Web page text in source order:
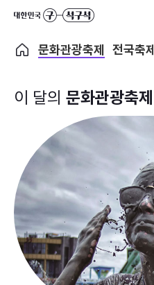
문화관광축제 전국축제
이 달의 문화관광축제